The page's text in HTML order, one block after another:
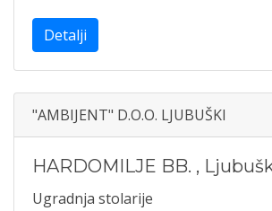
Detalji
"AMBIJENT" D.O.O. LJUBUŠKI
HARDOMILJE BB. ,
Ugradnja stolarije